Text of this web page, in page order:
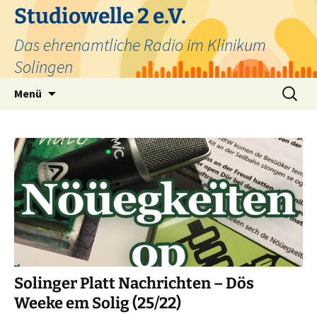
Zum
Inhalt
springen
Studiowelle 2 e.V.
Das ehrenamtliche Radio im Klinikum
Solingen
Menü
Suchen
nach:
Solinger Platt Nachrichten – Dös
Weeke em Solig (25/22)